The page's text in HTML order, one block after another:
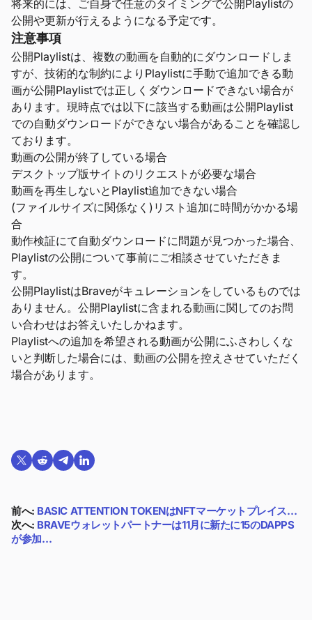
将来的には、ご自身で任意のタイミングで公開Playlistの
公開や更新が行えるようになる予定です。
注意事項
公開Playlistは、複数の動画を自動的にダウンロードしま
すが、技術的な制約によりPlaylistに手動で追加できる動
画が公開Playlistでは正しくダウンロードできない場合が
あります。現時点では以下に該当する動画は公開Playlist
での自動ダウンロードができない場合があることを確認し
ております。
動画の公開が終了している場合
デスクトップ版サイトのリクエストが必要な場合
動画を再生しないとPlaylist追加できない場合
(ファイルサイズに関係なく)リスト追加に時間がかかる場
合
動作検証にて自動ダウンロードに問題が見つかった場合、
Playlistの公開について事前にご相談させていただきま
す。
公開PlaylistはBraveがキュレーションをしているものでは
ありません。公開Playlistに含まれる動画に関してのお問
い合わせはお答えいたしかねます。
Playlistへの追加を希望される動画が公開にふさわしくな
いと判断した場合には、動画の公開を控えさせていただく
場合があります。
Twitterで共有する
Reddit で共有
Telegramで共有
LinkedInで共有
前へ: BASIC ATTENTION TOKENはNFTマーケットプレイス…
次へ: BRAVEウォレットパートナーは11月に新たに15のDAPPS
が参加…